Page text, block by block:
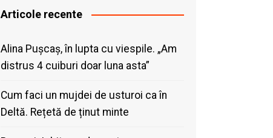
Articole recente
Alina Pușcaș, în lupta cu viespile. „Am
distrus 4 cuiburi doar luna asta”
Cum faci un mujdei de usturoi ca în
Deltă. Rețetă de ținut minte